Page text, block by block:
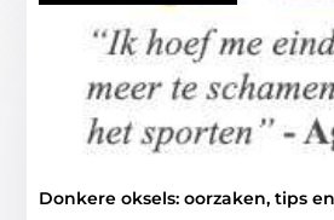
Donkere oksels: oorzaken, tips